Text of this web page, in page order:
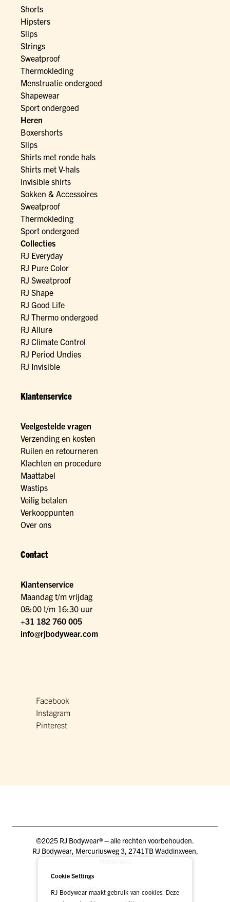
Shorts
Hipsters
Slips
Strings
Sweatproof
Thermokleding
Menstruatie ondergoed
Shapewear
Sport ondergoed
Heren
Boxershorts
Slips
Shirts met ronde hals
Shirts met V-hals
Invisible shirts
Sokken & Accessoires
Sweatproof
Thermokleding
Sport ondergoed
Collecties
RJ Everyday
RJ Pure Color
RJ Sweatproof
RJ Shape
RJ Good Life
RJ Thermo ondergoed
RJ Allure
RJ Climate Control
RJ Period Undies
RJ Invisible
Klantenservice
Veelgestelde vragen
Verzending en kosten
Ruilen en retourneren
Klachten en procedure
Maattabel
Wastips
Veilig betalen
Verkooppunten
Over ons
Contact
Klantenservice
Maandag t/m vrijdag
08:00 t/m 16:30 uur
+31 182 760 005
info@rjbodywear.com
Facebook
Instagram
Pinterest
©2025 RJ Bodywear® – alle rechten voorbehouden.
RJ Bodywear, Mercuriusweg 3, 2741TB Waddinxveen,
BlogZakelijkPers Vacatures DEALER LOGIN
Cookie Settings
RJ Bodywear maakt gebruik van cookies. Deze